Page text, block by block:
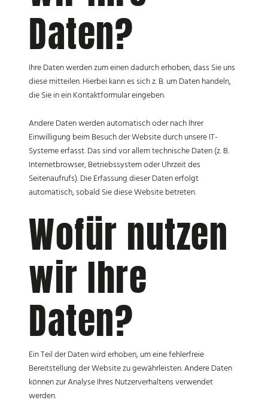
Daten?
Ihre Daten werden zum einen dadurch erhoben, dass Sie uns
diese mitteilen. Hierbei kann es sich z. B. um Daten handeln,
die Sie in ein Kontaktformular eingeben.
Andere Daten werden automatisch oder nach Ihrer
Einwilligung beim Besuch der Website durch unsere IT-
Systeme erfasst. Das sind vor allem technische Daten (z. B.
Internetbrowser, Betriebssystem oder Uhrzeit des
Seitenaufrufs). Die Erfassung dieser Daten erfolgt
automatisch, sobald Sie diese Website betreten.
Wofür nutzen
wir Ihre
Daten?
Ein Teil der Daten wird erhoben, um eine fehlerfreie
Bereitstellung der Website zu gewährleisten. Andere Daten
können zur Analyse Ihres Nutzerverhaltens verwendet
werden.